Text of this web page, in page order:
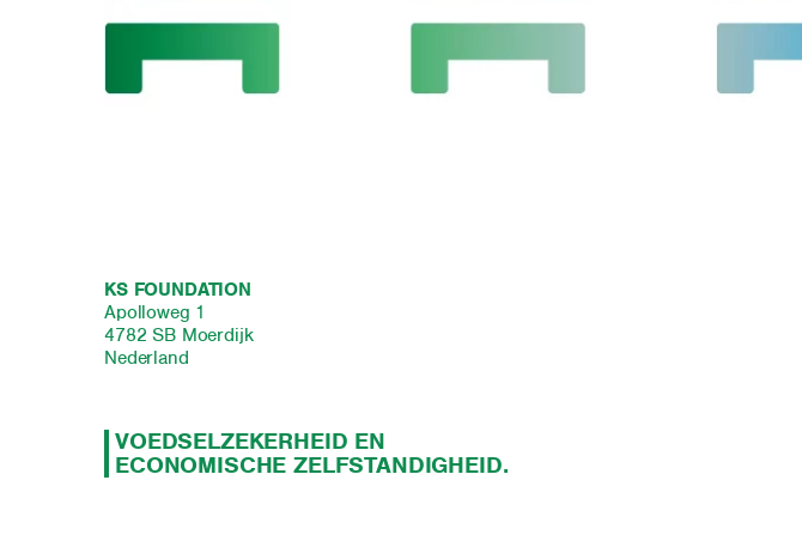
KS FOUNDATION
Apolloweg 1
4782 SB Moerdijk
Nederland
VOEDSELZEKERHEID EN
ECONOMISCHE ZELFSTANDIGHEID.